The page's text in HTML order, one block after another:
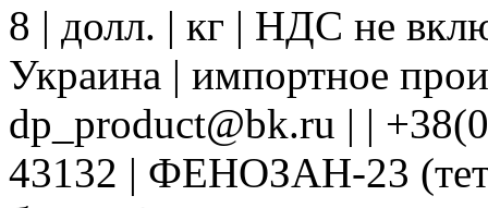
8 | долл. | кг | НДС не
Украина | импортное
dp_product@bk.ru | |
43132 | ФЕНОЗАН-23